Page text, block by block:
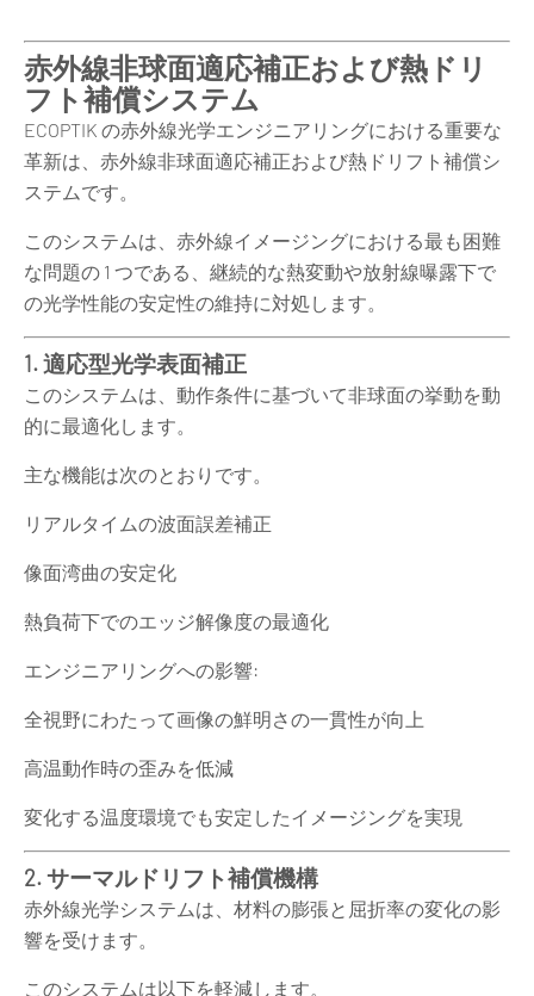
赤外線非球面適応補正および熱ドリ
フト補償システム
ECOPTIK の赤外線光学エンジニアリングにおける重要な
革新は、赤外線非球面適応補正および熱ドリフト補償シ
ステムです。
このシステムは、赤外線イメージングにおける最も困難
な問題の 1 つである、継続的な熱変動や放射線曝露下で
の光学性能の安定性の維持に対処します。
1. 適応型光学表面補正
このシステムは、動作条件に基づいて非球面の挙動を動
的に最適化します。
主な機能は次のとおりです。
リアルタイムの波面誤差補正
像面湾曲の安定化
熱負荷下でのエッジ解像度の最適化
エンジニアリングへの影響:
全視野にわたって画像の鮮明さの一貫性が向上
高温動作時の歪みを低減
変化する温度環境でも安定したイメージングを実現
2. サーマルドリフト補償機構
赤外線光学システムは、材料の膨張と屈折率の変化の影
響を受けます。
このシステムは以下を軽減します。